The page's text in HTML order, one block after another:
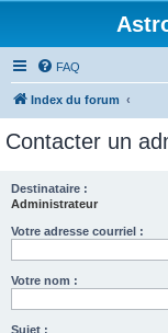
FAQ
Index du forum
Contacter un
Destinataire :
Administrateur
Votre adresse courriel :
Votre nom :
Sujet :